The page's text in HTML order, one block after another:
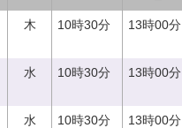
木 10時30分 13時00分
水 10時30分 13時00分
水 10時30分 13時00分